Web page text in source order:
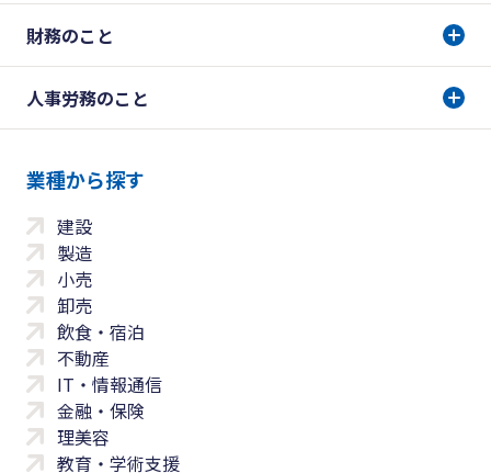
財務のこと
人事労務のこと
業種から探す
建設
製造
小売
卸売
飲食・宿泊
不動産
IT・情報通信
金融・保険
理美容
教育・学術支援